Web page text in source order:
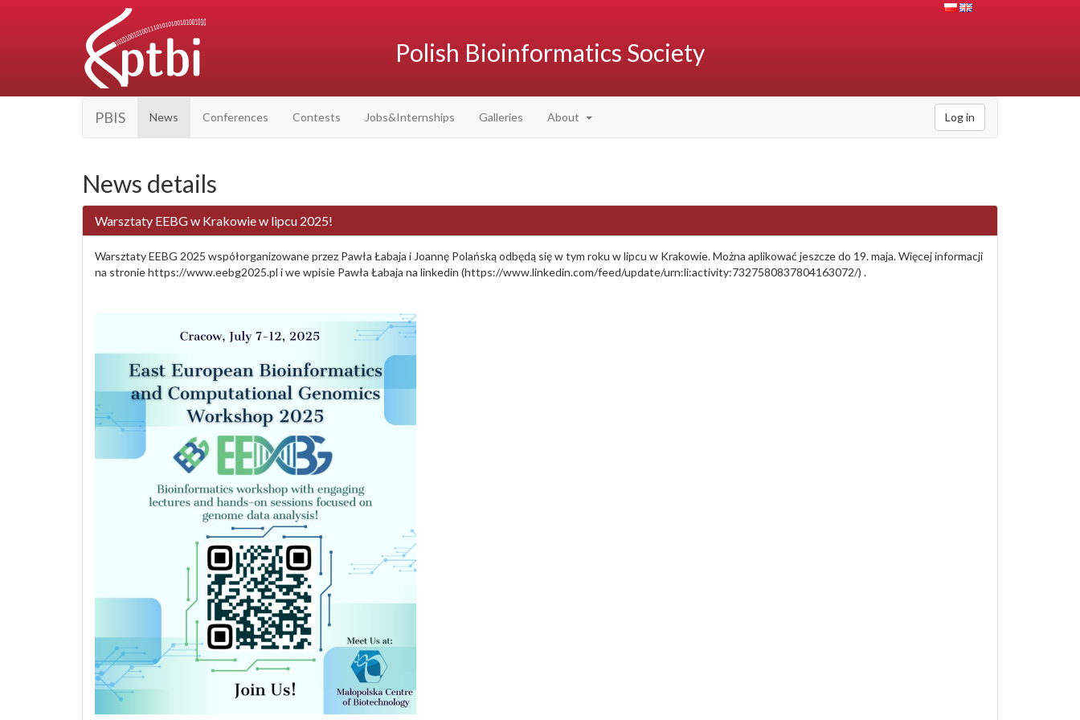
Polish Bioinformatics Society
PBIS News Conferences Contests Jobs&Internships Galleries About Log in
News details
Warsztaty EEBG w Krakowie w lipcu 2025!
Warsztaty EEBG 2025 współorganizowane przez Pawła Łabaja i Joannę Polańską odbędą się w tym roku w lipcu w Krakowie. Można aplikować jeszcze do 19. maja. Więcej informacji
na stronie https://www.eebg2025.pl i we wpisie Pawła Łabaja na linkedin (https://www.linkedin.com/feed/update/urn:li:activity:7327580837804163072/) .